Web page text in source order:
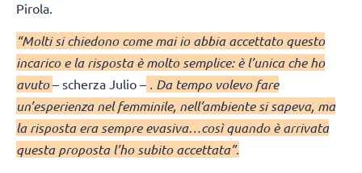
Pirola.
“Molti si chiedono come mai io abbia accettato questo
incarico e la risposta è molto semplice: è l’unica che ho
avuto– scherza Julio – . Da tempo volevo fare
un’esperienza nel femminile, nell’ambiente si sapeva, ma
la risposta era sempre evasiva…così quando è arrivata
questa proposta l’ho subito accettata”.